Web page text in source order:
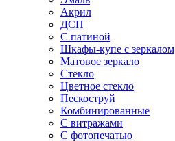
Акрил
ДСП
С патиной
Шкафы-купе с зеркалом
Матовое зеркало
Стекло
Цветное стекло
Пескоструй
Комбинированные
С витражами
С фотопечатью